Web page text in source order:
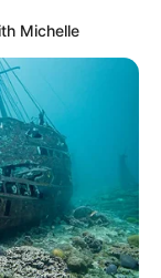
mujer
de la
de la
las
Michelle